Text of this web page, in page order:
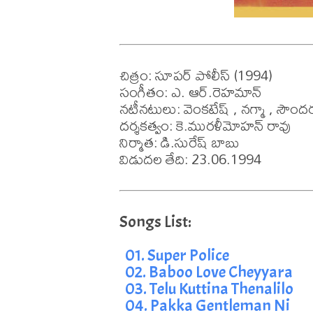
చిత్రం: సూపర్ పోలీస్ (1994)
సంగీతం: ఎ. ఆర్.రెహమాన్
నటీనటులు: వెంకటేష్ , నగ్మా ,
దర్శకత్వం: కె.మురళీమోహన్ రావు
నిర్మాత: డి.సురేష్ బాబు
విడుదల తేది: 23.06.1994
01. Super Police
02. Baboo Love Cheyyara
03. Telu Kuttina Thenalilo
04. Pakka Gentleman Ni